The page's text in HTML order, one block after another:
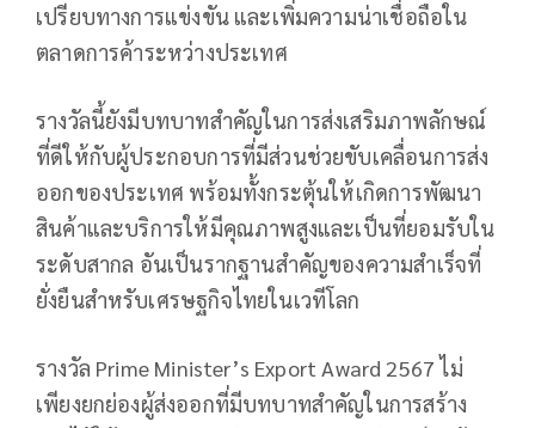
เปรียบทางการแข่งขัน และเพิ่มความน่าเชื่อถือใน
ตลาดการค้าระหว่างประเทศ
รางวัลนี้ยังมีบทบาทสำคัญในการส่งเสริมภาพลักษณ์
ที่ดีให้กับผู้ประกอบการที่มีส่วนช่วยขับเคลื่อนการส่ง
ออกของประเทศ พร้อมทั้งกระตุ้นให้เกิดการพัฒนา
สินค้าและบริการให้มีคุณภาพสูงและเป็นที่ยอมรับใน
ระดับสากล อันเป็นรากฐานสำคัญของความสำเร็จที่
ยั่งยืนสำหรับเศรษฐกิจไทยในเวทีโลก
รางวัล Prime Minister’s Export Award 2567 ไม่
เพียงยกย่องผู้ส่งออกที่มีบทบาทสำคัญในการสร้าง